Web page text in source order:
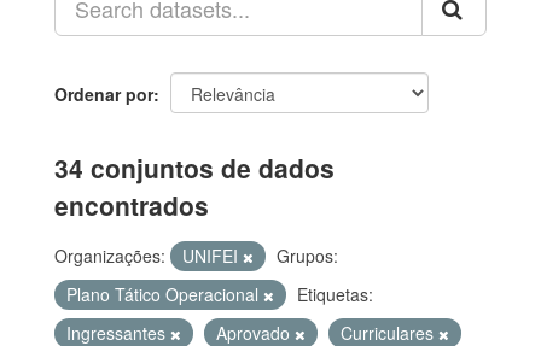
Ordenar por
34 conjuntos de dados
encontrados
Organizações: UNIFEI
Grupos:
Plano Tático Operacional
Etiquetas:
Ingressantes
Aprovado
Curriculares